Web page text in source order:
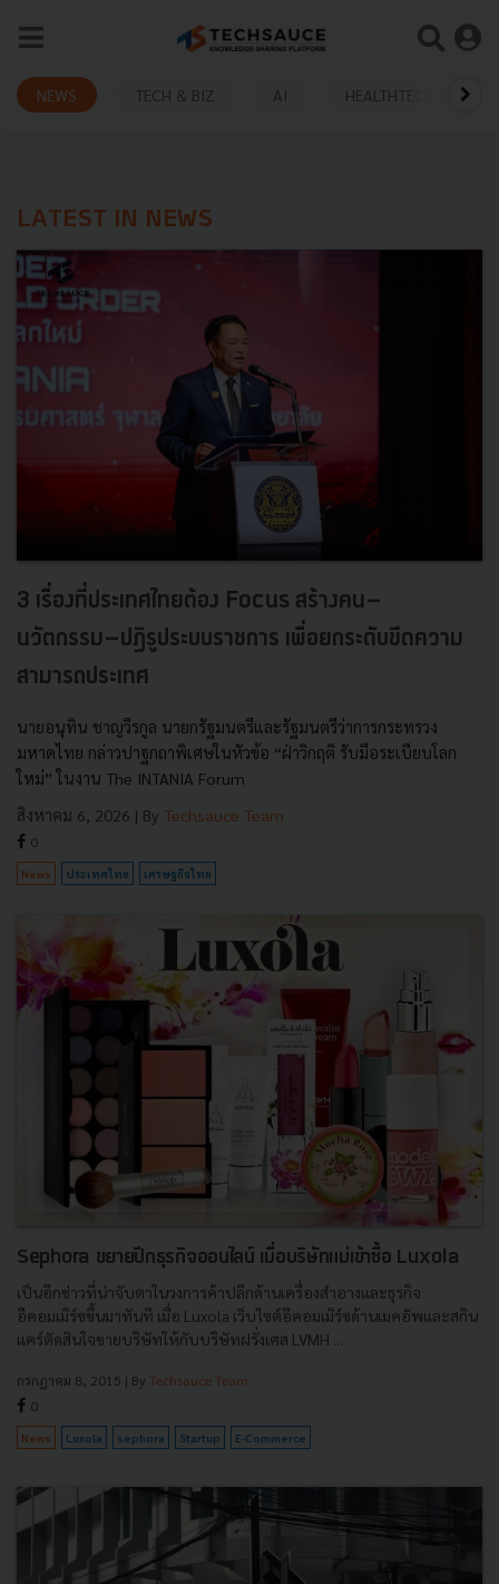
NEWS TECH & BIZ AI HEALTHTECH
LATEST IN NEWS
3 เรื่องที่ประเทศไทยต้อง Focus สร้างคน–
นวัตกรรม–ปฏิรูประบบราชการ เพื่อยกระดับขีดความ
สามารถประเทศ
นายอนุทิน ชาญวีรกูล นายกรัฐมนตรีและรัฐมนตรีว่าการกระทรวง
มหาดไทย กล่าวปาฐกถาพิเศษในหัวข้อ “ฝ่าวิกฤติ รับมือระเบียบโลก
ใหม่” ในงาน The INTANIA Forum
สิงหาคม 6, 2026 | By Techsauce Team
0
News ประเทศไทย เศรษฐกิจไทย
Sephora ขยายปีกธุรกิจออนไลน์ เมื่อบริษัทแม่เข้าซื้อ Luxola
เป็นอีกข่าวที่น่าจับตาในวงการค้าปลีกด้านเครื่องสำอางและธุรกิจ
อีคอมเมิร์ซขึ้นมาทันที เมื่อ Luxola เว็บไซต์อีคอมเมิร์ซด้านเมคอัพและสกิน
แคร์ตัดสินใจขายบริษัทให้กับบริษัทฝรั่งเศส LVMH ...
กรกฎาคม 8, 2015 | By Techsauce Team
0
News Luxola sephora Startup E-Commerce